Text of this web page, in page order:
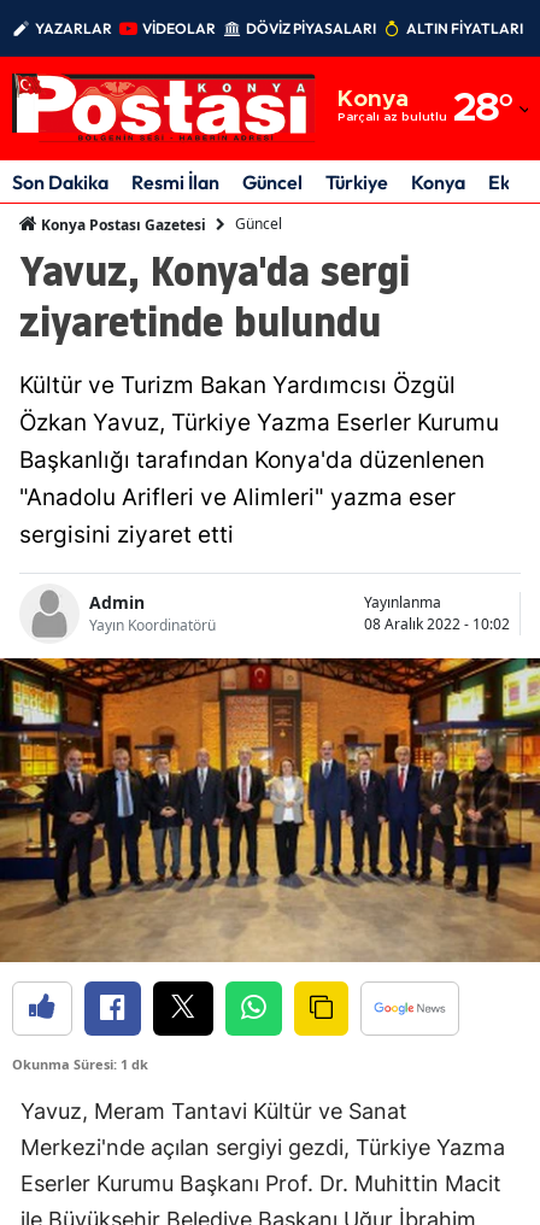
YAZARLAR VİDEOLAR DÖVİZ PİYASALARI ALTIN FİYATLARI
Konya
Parçalı az bulutlu 28°
Adıyaman
Afyonkarahisar
Amasya
Ankara
Antalya
Artvin
Aydın
Bingöl
Bitlis
Bolu
Burdur
Bursa
Çanakkale
Çankırı
Çorum
Denizli
Edirne
Elazığ
Erzincan
Son Dakika Resmi İlan Güncel Türkiye Konya
Konya Postası Gazetesi Güncel
Yavuz, Konya'da sergi
ziyaretinde bulundu
Kültür ve Turizm Bakan Yardımcısı Özgül
Özkan Yavuz, Türkiye Yazma Eserler Kurumu
Başkanlığı tarafından Konya'da düzenlenen
"Anadolu Arifleri ve Alimleri" yazma eser
sergisini ziyaret etti
Admin
Yayın Koordinatörü
Yayınlanma
08 Aralık 2022 - 10:02
Okunma Süresi: 1 dk
Yavuz, Meram Tantavi Kültür ve Sanat
Merkezi'nde açılan sergiyi gezdi, Türkiye Yazma
Eserler Kurumu Başkanı Prof. Dr. Muhittin Macit
ile Büyükşehir Belediye Başkanı Uğur İbrahim